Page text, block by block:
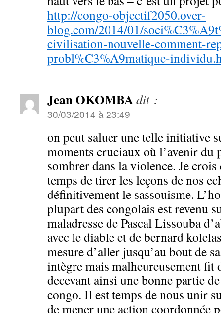
http://congo-objectif2050.over-
blog.com/2014/01/
civilisation-nouvelle-comment-
probl%C3%A9matique-
Jean OKOMBAdit :
30/03/2014 à 23:49
on peut saluer une telle initiative
moments cruciaux où l’avenir du
sombrer dans la violence. Je
temps de tirer les leçons de nos
définitivement le sassouisme.
plupart des congolais est revenu
maladresse de Pascal Lissouba
avec le diable et de bernard
mesure d’aller jusqu’au bout de
intègre mais malheureusement fit
decevant ainsi une bonne partie
congo. Il est temps de nous unir
de mener une action coordonnée